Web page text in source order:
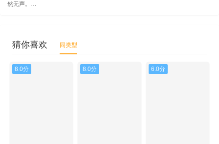
然无声。…
猜你喜欢 同类型
8.0分 8.0分 6.0分